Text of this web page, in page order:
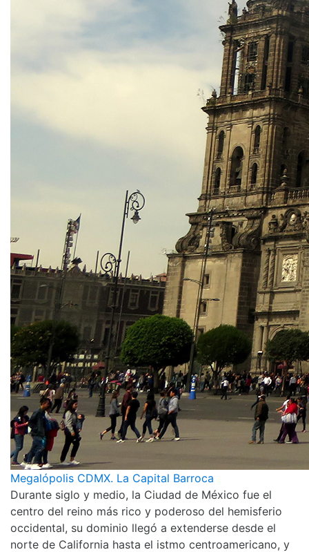
Megalópolis CDMX. La Capital Barroca
Durante siglo y medio, la Ciudad de México fue el
centro del reino más rico y poderoso del hemisferio
occidental, su dominio llegó a extenderse desde el
norte de California hasta el istmo centroamericano, y